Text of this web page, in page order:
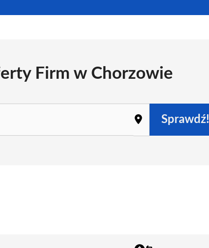
Firm w Chorzowie
Sprawdź!